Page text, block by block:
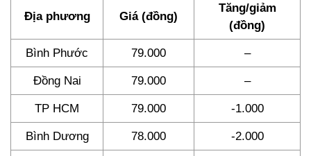
Địa phương Giá (đồng)
Tăng/giảm
(đồng)
Bình Phước 79.000 –
Đồng Nai 79.000 –
TP HCM 79.000 -1.000
Bình Dương 78.000 -2.000